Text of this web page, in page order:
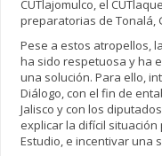
CUTlajomulco, el
preparatorias de Tonalá,
Pese a estos atropellos,
ha sido respetuosa y ha
una solución. Para ello,
Diálogo, con el fin de
Jalisco y con los
explicar la difícil
Estudio, e incentivar una